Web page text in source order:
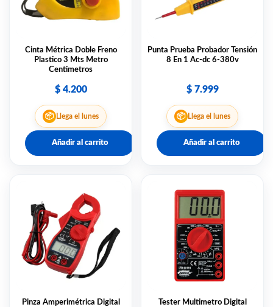
Cinta Métrica Doble Freno
Plastico 3 Mts Metro
Centimetros
$4.200
📦 Llega el lunes
Añadir al carrito
Punta Prueba Probador Tensión
8 En 1 Ac-dc 6-380v
$7.999
📦 Llega el lunes
Añadir al carrito
Pinza Amperimétrica Digital
Tester Multimetro Digital